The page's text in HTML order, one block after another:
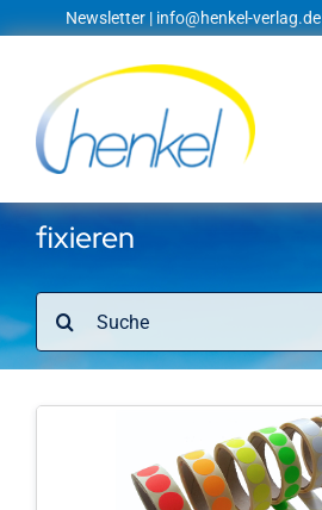
Inhalt
Newsletter | info@henkel-verlag.de
Startseite
Blog
Techniklexikon
fixieren
nach: